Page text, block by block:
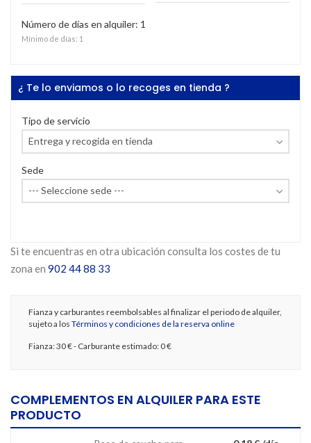
Número de días en alquiler: 1
Mínimo de días: 1
¿ Te lo enviamos o lo recoges en tienda ?
Tipo de servicio
Sede
Si te encuentras en otra ubicación consulta los costes de tu
zona en 902 44 88 33
Fianza y carburantes reembolsables al finalizar el periodo de alquiler,
sujeto a los Términos y condiciones de la reserva online
Fianza:30 €- Carburante estimado: 0 €
COMPLEMENTOS EN ALQUILER PARA ESTE
PRODUCTO